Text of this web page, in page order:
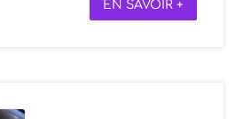
EN SAVOIR +